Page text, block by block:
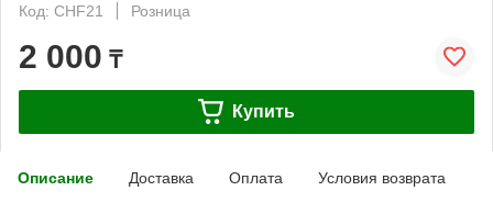
Код: CHF21
Розница
2 000 ₸
Купить
Описание Доставка Оплата Условия возврата